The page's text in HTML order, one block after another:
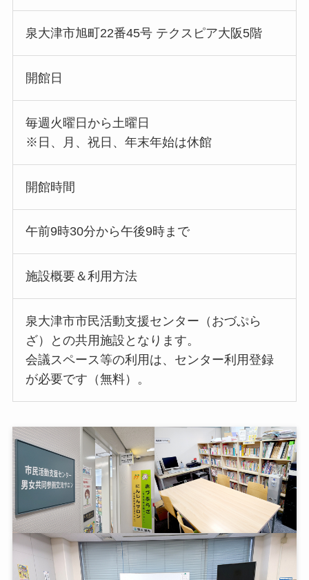
泉大津市旭町22番45号 テクスピア大阪5階
開館日
毎週火曜日から土曜日
※日、月、祝日、年末年始は休館
開館時間
午前9時30分から午後9時まで
施設概要＆利用方法
泉大津市市民活動支援センター（おづぷら
ざ）との共用施設となります。
会議スペース等の利用は、センター利用登録
が必要です（無料）。